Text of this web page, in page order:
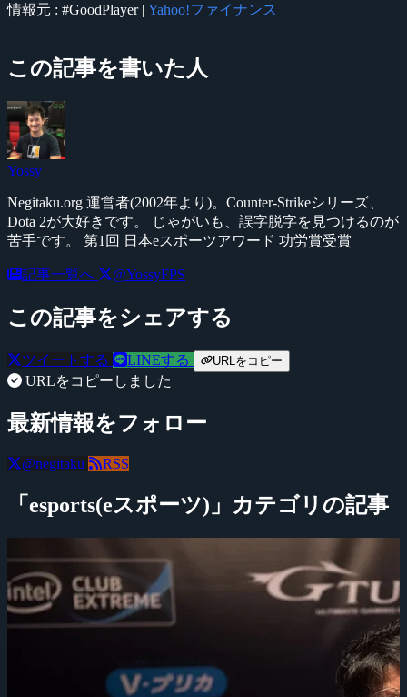
情報元 : #GoodPlayer | Yahoo!ファイナンス
この記事を書いた人
Yossy
Negitaku.org 運営者(2002年より)。Counter-Strikeシリーズ、
Dota 2が大好きです。 じゃがいも、誤字脱字を見つけるのが
苦手です。 第1回 日本eスポーツアワード 功労賞受賞
記事一覧へ @YossyFPS
この記事をシェアする
ツイートする LINEする URLをコピー
URLをコピーしました
最新情報をフォロー
@negitaku RSS
「esports(eスポーツ)」カテゴリの記事